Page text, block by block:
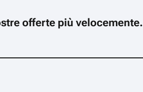
offerte più velocemente.